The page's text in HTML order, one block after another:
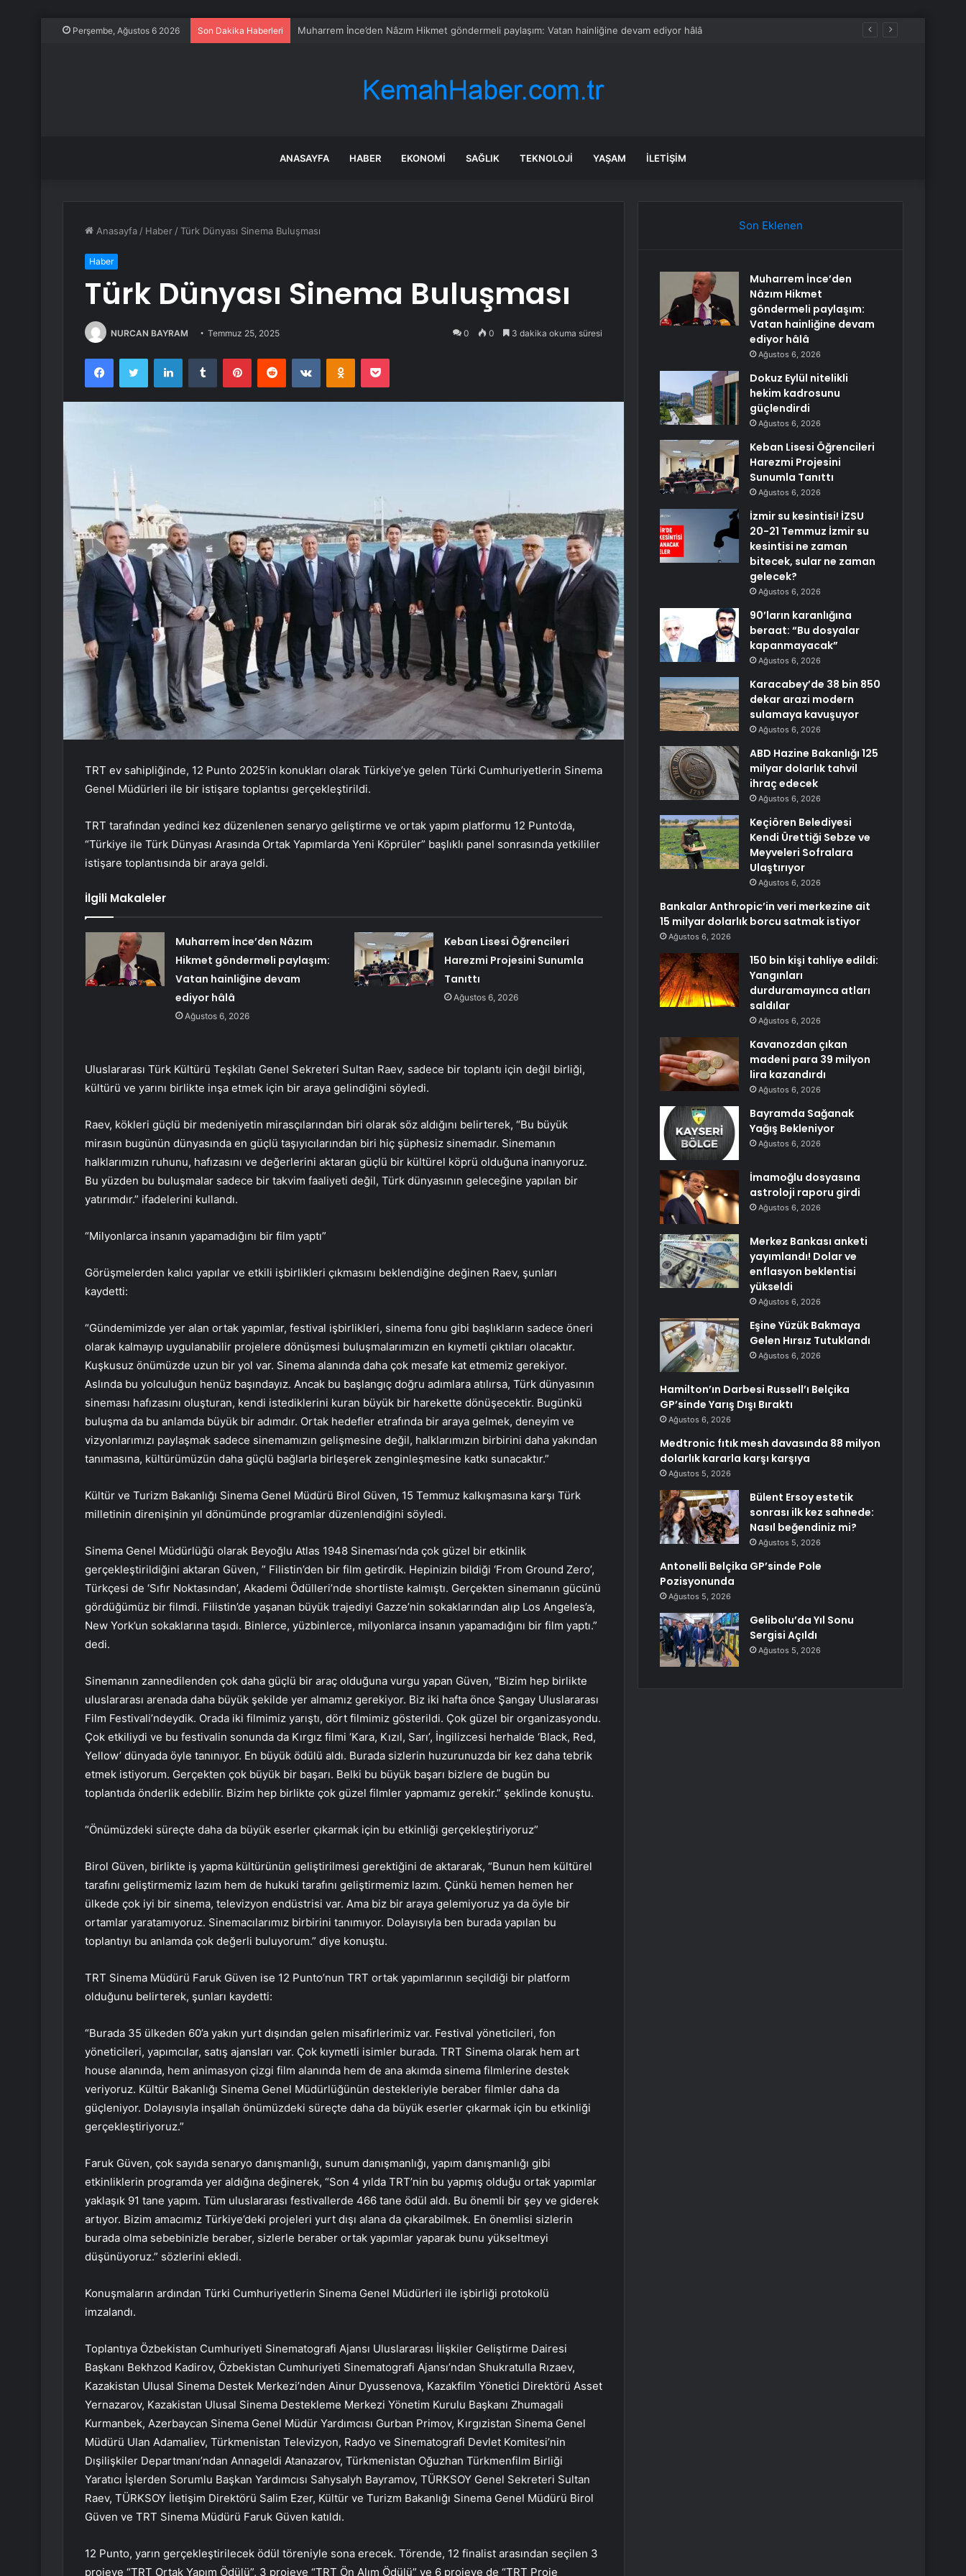
Perşembe, Ağustos 6 2026 Son Dakika Haberleri Dokuz Eylül nitelikli hekim kadrosunu güçlendirdi
ANASAYFA HABER EKONOMI SAĞLIK TEKNOLOJI YAŞAM İLETIŞIM
Anasayfa / Haber /Türk Dünyası Sinema Buluşması
Haber
Türk Dünyası Sinema Buluşması
NURCAN BAYRAM Temmuz 25, 2025 0 0 3 dakika okuma süresi
FacebookTwitter LinkedInTumblr PinterestReddit VKontakteOdnoklassniki
Pocket
TRT ev sahipliğinde, 12 Punto 2025’in konukları olarak Türkiye’ye gelen Türki Cumhuriyetlerin Sinema
Genel Müdürleri ile bir istişare toplantısı gerçekleştirildi.
TRT tarafından yedinci kez düzenlenen senaryo geliştirme ve ortak yapım platformu 12 Punto’da,
“Türkiye ile Türk Dünyası Arasında Ortak Yapımlarda Yeni Köprüler” başlıklı panel sonrasında yetkililer
istişare toplantısında bir araya geldi.
İlgili Makaleler
Muharrem İnce’den Nâzım
Hikmet göndermeli paylaşım:
Vatan hainliğine devam
ediyor hâlâ
Ağustos 6, 2026
Keban Lisesi Öğrencileri
Harezmi Projesini Sunumla
Tanıttı
Ağustos 6, 2026
Uluslararası Türk Kültürü Teşkilatı Genel Sekreteri Sultan Raev, sadece bir toplantı için değil birliği,
kültürü ve yarını birlikte inşa etmek için bir araya gelindiğini söyledi.
Raev, kökleri güçlü bir medeniyetin mirasçılarından biri olarak söz aldığını belirterek, “Bu büyük
mirasın bugünün dünyasında en güçlü taşıyıcılarından biri hiç şüphesiz sinemadır. Sinemanın
halklarımızın ruhunu, hafızasını ve değerlerini aktaran güçlü bir kültürel köprü olduğuna inanıyoruz.
Bu yüzden bu buluşmalar sadece bir takvim faaliyeti değil, Türk dünyasının geleceğine yapılan bir
yatırımdır.” ifadelerini kullandı.
“Milyonlarca insanın yapamadığını bir film yaptı”
Görüşmelerden kalıcı yapılar ve etkili işbirlikleri çıkmasını beklendiğine değinen Raev, şunları
kaydetti:
“Gündemimizde yer alan ortak yapımlar, festival işbirlikleri, sinema fonu gibi başlıkların sadece öneri
olarak kalmayıp uygulanabilir projelere dönüşmesi buluşmalarımızın en kıymetli çıktıları olacaktır.
Kuşkusuz önümüzde uzun bir yol var. Sinema alanında daha çok mesafe kat etmemiz gerekiyor.
Aslında bu yolculuğun henüz başındayız. Ancak bu başlangıç doğru adımlara atılırsa, Türk dünyasının
sineması hafızasını oluşturan, kendi istediklerini kuran büyük bir harekette dönüşecektir. Bugünkü
buluşma da bu anlamda büyük bir adımdır. Ortak hedefler etrafında bir araya gelmek, deneyim ve
vizyonlarımızı paylaşmak sadece sinemamızın gelişmesine değil, halklarımızın birbirini daha yakından
tanımasına, kültürümüzün daha güçlü bağlarla birleşerek zenginleşmesine katkı sunacaktır.”
Kültür ve Turizm Bakanlığı Sinema Genel Müdürü Birol Güven, 15 Temmuz kalkışmasına karşı Türk
milletinin direnişinin yıl dönümünde programlar düzenlendiğini söyledi.
Sinema Genel Müdürlüğü olarak Beyoğlu Atlas 1948 Sineması’nda çok güzel bir etkinlik
gerçekleştirildiğini aktaran Güven, ” Filistin’den bir film getirdik. Hepinizin bildiği ‘From Ground Zero’,
Türkçesi de ‘Sıfır Noktasından’, Akademi Ödülleri’nde shortliste kalmıştı. Gerçekten sinemanın gücünü
gördüğümüz bir filmdi. Filistin’de yaşanan büyük trajediyi Gazze’nin sokaklarından alıp Los Angeles’a,
New York’un sokaklarına taşıdı. Binlerce, yüzbinlerce, milyonlarca insanın yapamadığını bir film yaptı.”
dedi.
Sinemanın zannedilenden çok daha güçlü bir araç olduğuna vurgu yapan Güven, “Bizim hep birlikte
uluslararası arenada daha büyük şekilde yer almamız gerekiyor. Biz iki hafta önce Şangay Uluslararası
Film Festivali’ndeydik. Orada iki filmimiz yarıştı, dört filmimiz gösterildi. Çok güzel bir organizasyondu.
Çok etkiliydi ve bu festivalin sonunda da Kırgız filmi ‘Kara, Kızıl, Sarı’, İngilizcesi herhalde ‘Black, Red,
Yellow’ dünyada öyle tanınıyor. En büyük ödülü aldı. Burada sizlerin huzurunuzda bir kez daha tebrik
etmek istiyorum. Gerçekten çok büyük bir başarı. Belki bu büyük başarı bizlere de bugün bu
toplantıda önderlik edebilir. Bizim hep birlikte çok güzel filmler yapmamız gerekir.” şeklinde konuştu.
“Önümüzdeki süreçte daha da büyük eserler çıkarmak için bu etkinliği gerçekleştiriyoruz”
Birol Güven, birlikte iş yapma kültürünün geliştirilmesi gerektiğini de aktararak, “Bunun hem kültürel
tarafını geliştirmemiz lazım hem de hukuki tarafını geliştirmemiz lazım. Çünkü hemen hemen her
ülkede çok iyi bir sinema, televizyon endüstrisi var. Ama biz bir araya gelemiyoruz ya da öyle bir
ortamlar yaratamıyoruz. Sinemacılarımız birbirini tanımıyor. Dolayısıyla ben burada yapılan bu
toplantıyı bu anlamda çok değerli buluyorum.” diye konuştu.
TRT Sinema Müdürü Faruk Güven ise 12 Punto’nun TRT ortak yapımlarının seçildiği bir platform
olduğunu belirterek, şunları kaydetti:
“Burada 35 ülkeden 60’a yakın yurt dışından gelen misafirlerimiz var. Festival yöneticileri, fon
yöneticileri, yapımcılar, satış ajansları var. Çok kıymetli isimler burada. TRT Sinema olarak hem art
house alanında, hem animasyon çizgi film alanında hem de ana akımda sinema filmlerine destek
veriyoruz. Kültür Bakanlığı Sinema Genel Müdürlüğünün destekleriyle beraber filmler daha da
güçleniyor. Dolayısıyla inşallah önümüzdeki süreçte daha da büyük eserler çıkarmak için bu etkinliği
gerçekleştiriyoruz.”
Faruk Güven, çok sayıda senaryo danışmanlığı, sunum danışmanlığı, yapım danışmanlığı gibi
etkinliklerin programda yer aldığına değinerek, “Son 4 yılda TRT’nin bu yapmış olduğu ortak yapımlar
yaklaşık 91 tane yapım. Tüm uluslararası festivallerde 466 tane ödül aldı. Bu önemli bir şey ve giderek
artıyor. Bizim amacımız Türkiye’deki projeleri yurt dışı alana da çıkarabilmek. En önemlisi sizlerin
burada olma sebebinizle beraber, sizlerle beraber ortak yapımlar yaparak bunu yükseltmeyi
düşünüyoruz.” sözlerini ekledi.
Konuşmaların ardından Türki Cumhuriyetlerin Sinema Genel Müdürleri ile işbirliği protokolü
imzalandı.
Toplantıya Özbekistan Cumhuriyeti Sinematografi Ajansı Uluslararası İlişkiler Geliştirme Dairesi
Başkanı Bekhzod Kadirov, Özbekistan Cumhuriyeti Sinematografi Ajansı’ndan Shukratulla Rızaev,
Kazakistan Ulusal Sinema Destek Merkezi’nden Ainur Dyussenova, Kazakfilm Yönetici Direktörü Asset
Yernazarov, Kazakistan Ulusal Sinema Destekleme Merkezi Yönetim Kurulu Başkanı Zhumagali
Kurmanbek, Azerbaycan Sinema Genel Müdür Yardımcısı Gurban Primov, Kırgızistan Sinema Genel
Müdürü Ulan Adamaliev, Türkmenistan Televizyon, Radyo ve Sinematografi Devlet Komitesi’nin
Dışilişkiler Departmanı’ndan Annageldi Atanazarov, Türkmenistan Oğuzhan Türkmenfilm Birliği
Yaratıcı İşlerden Sorumlu Başkan Yardımcısı Sahysalyh Bayramov, TÜRKSOY Genel Sekreteri Sultan
Raev, TÜRKSOY İletişim Direktörü Salim Ezer, Kültür ve Turizm Bakanlığı Sinema Genel Müdürü Birol
Güven ve TRT Sinema Müdürü Faruk Güven katıldı.
12 Punto, yarın gerçekleştirilecek ödül töreniyle sona erecek. Törende, 12 finalist arasından seçilen 3
projeye “TRT Ortak Yapım Ödülü”, 3 projeye “TRT Ön Alım Ödülü” ve 6 projeye de “TRT Proje
Son Eklenen
Muharrem İnce’den
Nâzım Hikmet
göndermeli paylaşım:
Vatan hainliğine devam
ediyor hâlâ
Ağustos 6, 2026
Dokuz Eylül nitelikli
hekim kadrosunu
güçlendirdi
Ağustos 6, 2026
Keban Lisesi Öğrencileri
Harezmi Projesini
Sunumla Tanıttı
Ağustos 6, 2026
İzmir su kesintisi! İZSU
20-21 Temmuz İzmir su
kesintisi ne zaman
bitecek, sular ne zaman
gelecek?
Ağustos 6, 2026
90’ların karanlığına
beraat: “Bu dosyalar
kapanmayacak”
Ağustos 6, 2026
Karacabey’de 38 bin 850
dekar arazi modern
sulamaya kavuşuyor
Ağustos 6, 2026
ABD Hazine Bakanlığı 125
milyar dolarlık tahvil
ihraç edecek
Ağustos 6, 2026
Keçiören Belediyesi
Kendi Ürettiği Sebze ve
Meyveleri Sofralara
Ulaştırıyor
Ağustos 6, 2026
Bankalar Anthropic’in veri merkezine ait
15 milyar dolarlık borcu satmak istiyor
Ağustos 6, 2026
150 bin kişi tahliye edildi:
Yangınları
durduramayınca atları
saldılar
Ağustos 6, 2026
Kavanozdan çıkan
madeni para 39 milyon
lira kazandırdı
Ağustos 6, 2026
Bayramda Sağanak
Yağış Bekleniyor
Ağustos 6, 2026
İmamoğlu dosyasına
astroloji raporu girdi
Ağustos 6, 2026
Merkez Bankası anketi
yayımlandı! Dolar ve
enflasyon beklentisi
yükseldi
Ağustos 6, 2026
Eşine Yüzük Bakmaya
Gelen Hırsız Tutuklandı
Ağustos 6, 2026
Hamilton’ın Darbesi Russell’ı Belçika
GP’sinde Yarış Dışı Bıraktı
Ağustos 6, 2026
Medtronic fıtık mesh davasında 88 milyon
dolarlık kararla karşı karşıya
Ağustos 5, 2026
Bülent Ersoy estetik
sonrası ilk kez sahnede:
Nasıl beğendiniz mi?
Ağustos 5, 2026
Antonelli Belçika GP’sinde Pole
Pozisyonunda
Ağustos 5, 2026
Gelibolu’da Yıl Sonu
Sergisi Açıldı
Ağustos 5, 2026